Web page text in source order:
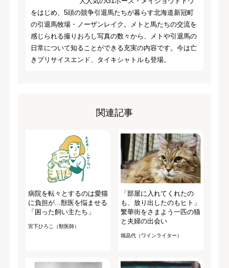
をはじめ、5頭の競争引退馬たちが暮らす北海道新冠町
の引退馬牧場・ノーザンレイク。メトと馬たちの交流を
感じられる撮りおろし写真の数々から、メトや引退馬の
日常について知ることができる充実の内容です。今は亡
きプリサイスエンド、タイキシャトルも登場。
関連記事
病院を転々とするのは愛猫
に負担が...獣医を悩ませる
「困った飼い主たち」
宮下ひろこ（獣医師）
「部屋に入れてくれたの
も、放り出したのもヒト」
繁華街をさまよう一匹の猫
と夫婦の出会い
堀晶代（ワインライター）